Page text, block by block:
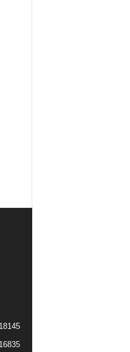
18145
16835